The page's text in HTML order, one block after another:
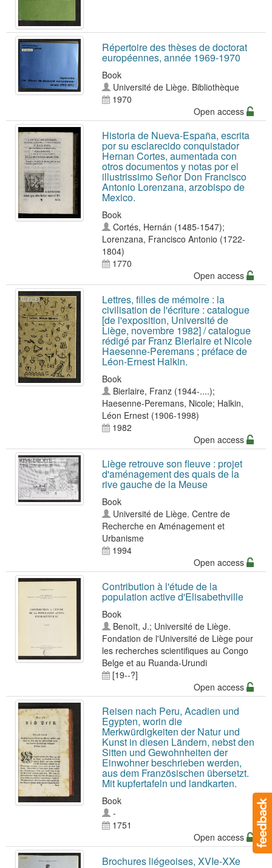
Répertoire des thèses de doctorat
européennes, année 1969-1970
Book
Université de Liège. Bibliothèque
1970
Open access
Historia de Nueva-España, escrita
por su esclarecido conquistador
Hernan Cortes, aumentada con
otros documentos y notas por el
illustrissimo Señor Don Francisco
Antonio Lorenzana, arzobispo de
Mexico.
Book
Cortés, Hernán (1485-1547);
Lorenzana, Francisco Antonio (1722-
1804)
1770
Open access
Lettres, filles de mémoire : la
civilisation de l'écriture : catalogue
[de l'exposition, Université de
Liège, novembre 1982] / catalogue
rédigé par Franz Bierlaire et Nicole
Haesenne-Peremans ; préface de
Léon-Ernest Halkin.
Book
Bierlaire, Franz (1944-....);
Haesenne-Peremans, Nicole; Halkin,
Léon Ernest (1906-1998)
1982
Open access
Liège retrouve son fleuve : projet
d'aménagement des quais de la
rive gauche de la Meuse
Book
Université de Liège. Centre de
Recherche en Aménagement et
Urbanisme
1994
Open access
Contribution à l'étude de la
population active d'Elisabethville
Book
Benoït, J.; Université de Liège.
Fondation de l'Université de Liège pour
les recherches scientifiques au Congo
Belge et au Ruanda-Urundi
[19--?]
Open access
Reisen nach Peru, Acadien und
Egypten, worin die
Merkwürdigkeiten der Natur und
Kunst in diesen Ländern, nebst den
Sitten und Gewohnheiten der
Einwohner beschrieben werden,
aus dem Französischen übersetzt.
Mit kupfertafeln und landkarten.
Book
-
1751
Open access
Brochures liégeoises, XVIe-XXe